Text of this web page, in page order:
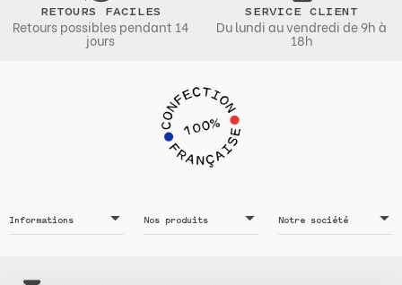
RETOURS FACILES
Retours possibles pendant 14
jours
SERVICE CLIENT
Du lundi au vendredi de 9h à
18h
Informations Nos produits Notre société